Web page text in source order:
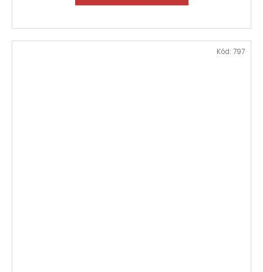
Kód: 797